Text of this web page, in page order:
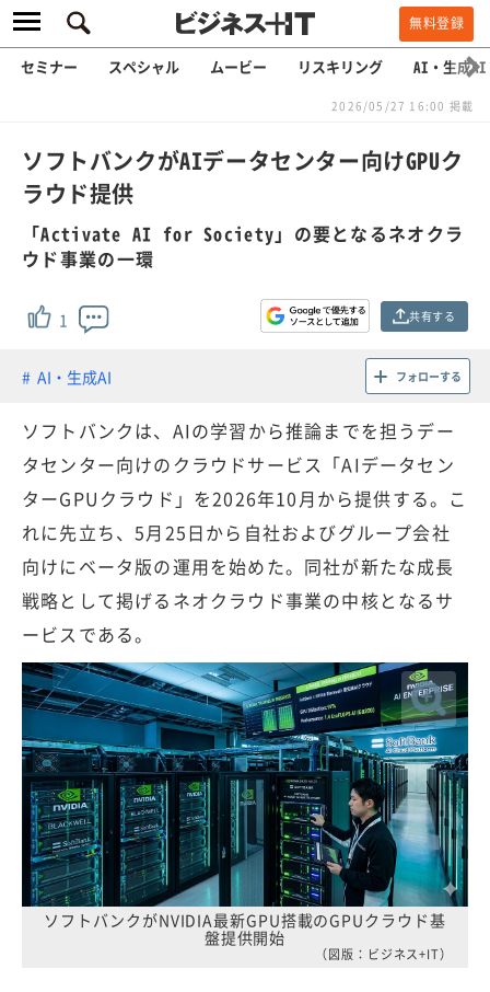
無料登録
セミナー スペシャル ムービー リスキリング AI・生成AI
2026/05/27 16:00 掲載
ソフトバンクがAIデータセンター向けGPUク
ラウド提供
「Activate AI for Society」の要となるネオクラ
ウド事業の一環
1 共有する
AI・生成AI フォローする
ソフトバンクは、AIの学習から推論までを担うデー
タセンター向けのクラウドサービス「AIデータセン
ターGPUクラウド」を2026年10月から提供する。こ
れに先立ち、5月25日から自社およびグループ会社
向けにベータ版の運用を始めた。同社が新たな成長
戦略として掲げるネオクラウド事業の中核となるサ
ービスである。
ソフトバンクがNVIDIA最新GPU搭載のGPUクラウド基
盤提供開始
（図版：ビジネス+IT）